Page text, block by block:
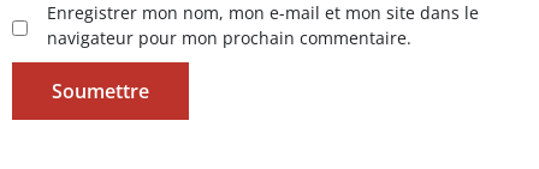
Enregistrer mon nom, mon e-mail et mon site dans le
navigateur pour mon prochain commentaire.